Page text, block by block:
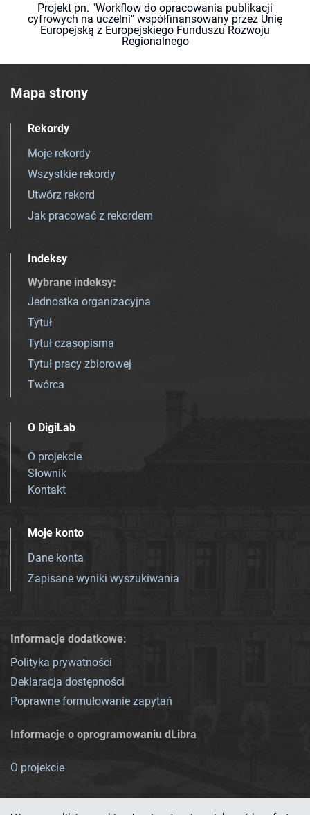
Projekt pn. "Workflow do opracowania publikacji
cyfrowych na uczelni" współfinansowany przez Unię
Europejską z Europejskiego Funduszu Rozwoju
Regionalnego
Mapa strony
Rekordy
Moje rekordy
Wszystkie rekordy
Utwórz rekord
Jak pracować z rekordem
Indeksy
Wybrane indeksy:
Jednostka organizacyjna
Tytuł
Tytuł czasopisma
Tytuł pracy zbiorowej
Twórca
O DigiLab
O projekcie
Słownik
Kontakt
Moje konto
Dane konta
Zapisane wyniki wyszukiwania
Informacje dodatkowe:
Polityka prywatności
Deklaracja dostępności
Poprawne formułowanie zapytań
Informacje o oprogramowaniu dLibra
O projekcie